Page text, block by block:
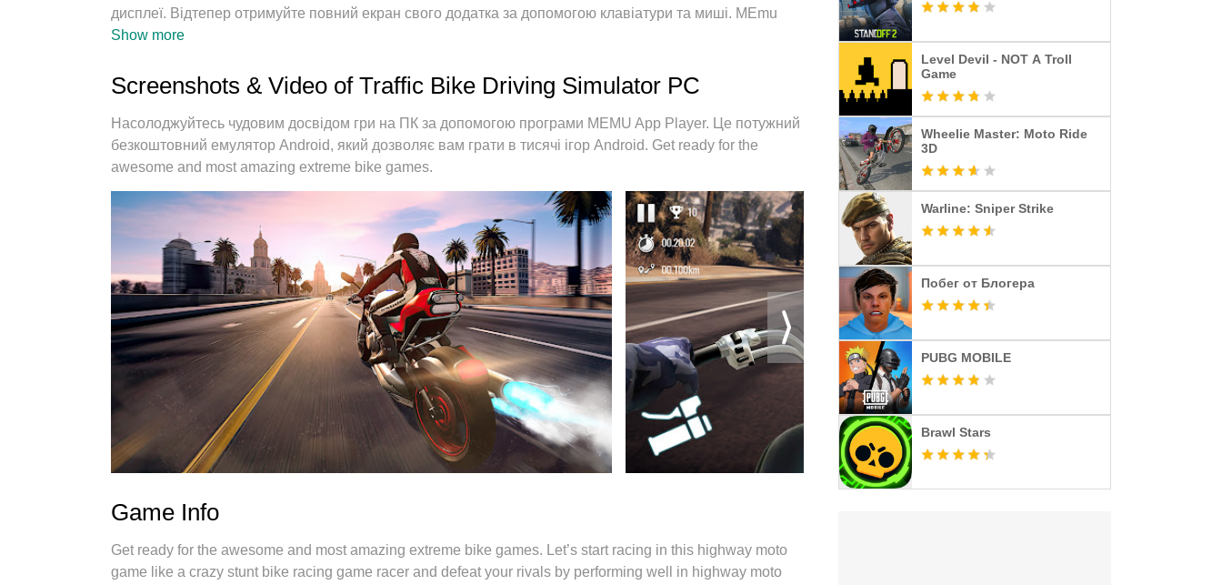
дисплеї. Відтепер отримуйте повний екран свого додатка за допомогою клавіатури та миші. MEmu
пропонує вам усі дивовижні функції, які ви очікували: швидка установка та просте налаштування,
тривожних дзвінків. Новий MEmu 9 - найкращий вибір використання Traffic Bike Driving Simulator на
вашому комп’ютері. За допомогою нашого поглинання менеджер із кількома примірниками
одночасно дозволяє відкрити 2 або більше рахунків. І найголовніше, наш ексклюзивний емуляційний
двигун може вивільнити весь потенціал вашого ПК, зробити все гладким і приємним.
Show more
Screenshots & Video of Traffic Bike Driving Simulator PC
Насолоджуйтесь чудовим досвідом гри на ПК за допомогою програми MEMU App Player. Це потужний
безкоштовний емулятор Android, який дозволяє вам грати в тисячі ігор Android. Get ready for the
awesome and most amazing extreme bike games.
Game Info
Get ready for the awesome and most amazing extreme bike games. Let’s start racing in this highway moto
game like a crazy stunt bike racing game racer and defeat your rivals by performing well in highway moto
Level Devil - NOT A Troll
Game
Wheelie Master: Moto Ride
3D
Warline: Sniper Strike
Побег от Блогера
PUBG MOBILE
Brawl Stars